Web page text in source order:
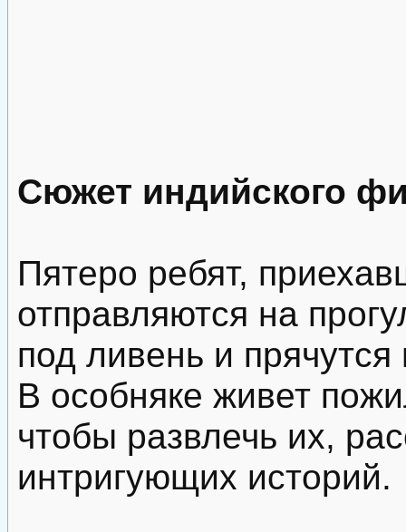
Сюжет индийского
Пятеро ребят,
отправляются на
под ливень и
В особняке живет
чтобы развлечь их,
интригующих историй.